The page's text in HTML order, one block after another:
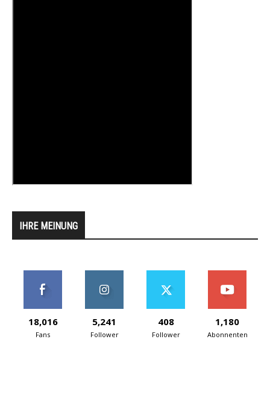
IHRE MEINUNG
18,016
Fans
5,241
Follower
408
Follower
1,180
Abonnenten